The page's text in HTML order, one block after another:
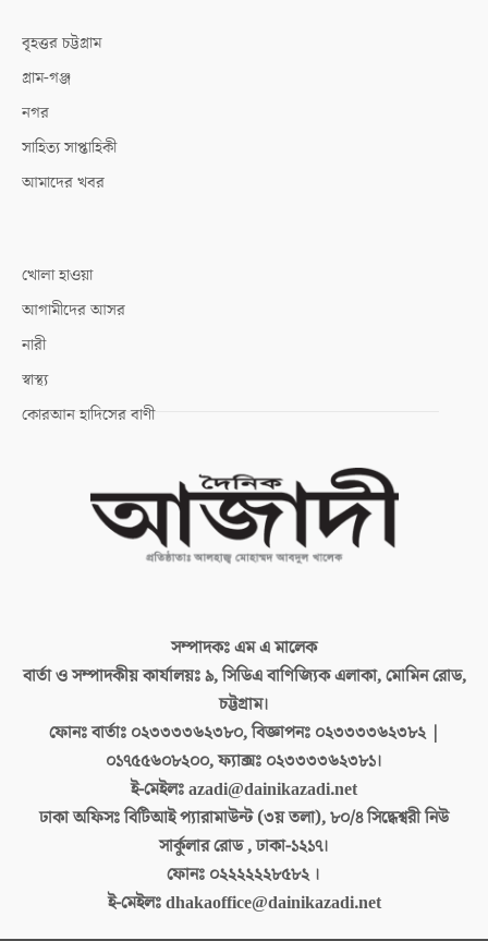
বৃহত্তর চট্টগ্রাম
গ্রাম-গঞ্জ
নগর
সাহিত্য সাপ্তাহিকী
আমাদের খবর
খোলা হাওয়া
আগামীদের আসর
নারী
স্বাস্থ্য
কোরআন হাদিসের বাণী
সম্পাদকঃএম এ মালেক
বার্তা ও সম্পাদকীয় কার্যালয়ঃ৯, সিডিএ বাণিজ্যিক এলাকা, মোমিন রোড,
চট্টগ্রাম।
ফোনঃ বার্তাঃ ০২৩৩৩৩৬২৩৮০, বিজ্ঞাপনঃ ০২৩৩৩৩৬২৩৮২ |
০১৭৫৫৬০৮২০০, ফ্যাক্সঃ ০২৩৩৩৩৬২৩৮১।
ই-মেইলঃazadi@dainikazadi.net
ঢাকা অফিসঃবিটিআই প্যারামাউন্ট (৩য় তলা), ৮০/৪ সিদ্ধেশ্বরী নিউ
সার্কুলার রোড , ঢাকা-১২১৭।
ফোনঃ ০২২২২২২৮৫৮২ ।
ই-মেইলঃdhakaoffice@dainikazadi.net